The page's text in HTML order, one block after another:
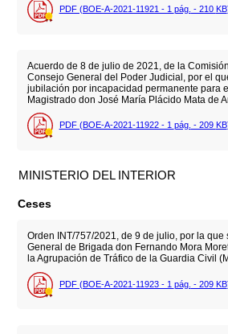
PDF (BOE-A-2021-11921 - 1 pág. - 210 KB
Acuerdo de 8 de julio de 2021, de la
Consejo General del Poder Judicial, por el
jubilación por incapacidad permanente para
Magistrado don José María Plácido Mata de
PDF (BOE-A-2021-11922 - 1 pág. - 209 KB
MINISTERIO DEL INTERIOR
Ceses
Orden INT/757/2021, de 9 de julio, por la que
General de Brigada don Fernando Mora
la Agrupación de Tráfico de la Guardia Civil
PDF (BOE-A-2021-11923 - 1 pág. - 209 KB